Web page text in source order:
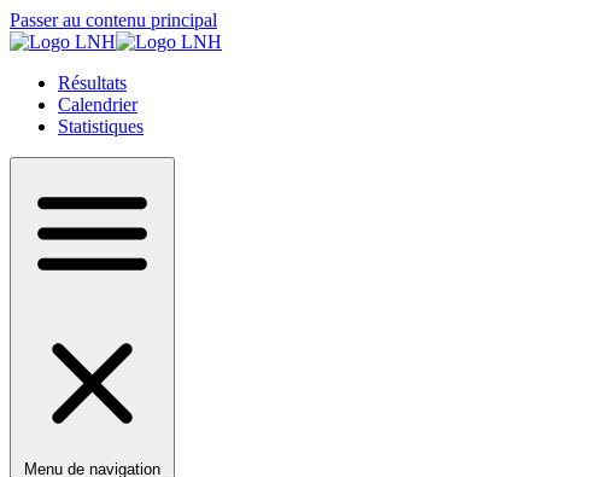
Passer au contenu principal
Résultats
Calendrier
Statistiques
Menu de navigation